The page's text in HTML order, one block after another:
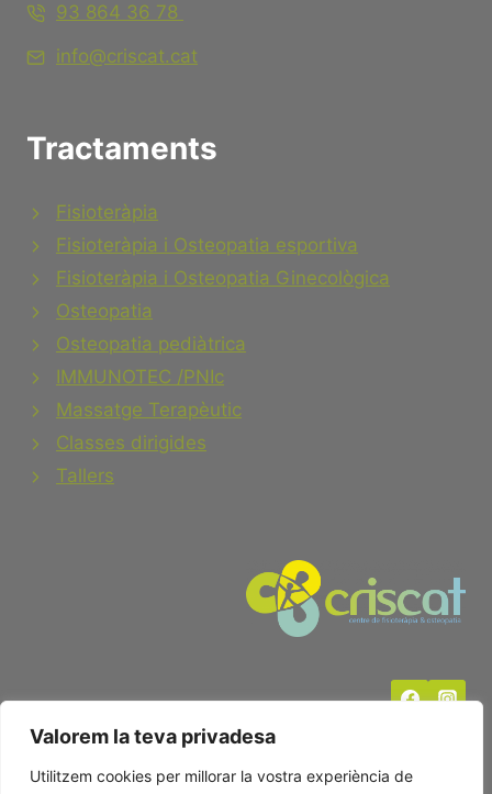
Valorem la teva privadesa
Utilitzem cookies per millorar la vostra experiència de
93 864 36 78
info@criscat.cat
Tractaments
Fisioteràpia
Fisioteràpia i Osteopatia esportiva
Fisioteràpia i Osteopatia Ginecològica
Osteopatia
Osteopatia pediàtrica
IMMUNOTEC /PNIc
Massatge Terapèutic
Classes dirigides
Tallers
© 2026 Criscat